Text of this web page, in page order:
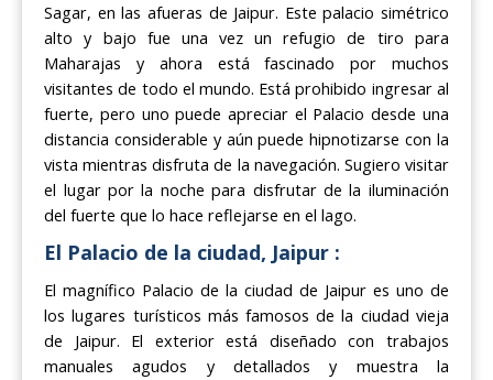
Sagar, en las afueras de Jaipur. Este palacio simétrico
alto y bajo fue una vez un refugio de tiro para
Maharajas y ahora está fascinado por muchos
visitantes de todo el mundo. Está prohibido ingresar al
fuerte, pero uno puede apreciar el Palacio desde una
distancia considerable y aún puede hipnotizarse con la
vista mientras disfruta de la navegación. Sugiero visitar
el lugar por la noche para disfrutar de la iluminación
del fuerte que lo hace reflejarse en el lago.
El Palacio de la ciudad, Jaipur :
El magnífico Palacio de la ciudad de Jaipur es uno de
los lugares turísticos más famosos de la ciudad vieja
de Jaipur. El exterior está diseñado con trabajos
manuales agudos y detallados y muestra la